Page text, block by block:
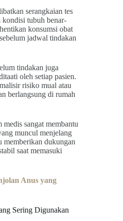
serangkaian tes
tubuh benar-
konsumsi obat
jadwal tindakan
tindakan juga
oleh setiap pasien.
risiko mual atau
berlangsung di rumah
sangat membantu
muncul menjelang
memberikan dukungan
saat memasuki
Anus yang
Sering Digunakan